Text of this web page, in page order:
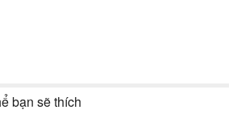
bạn sẽ thích